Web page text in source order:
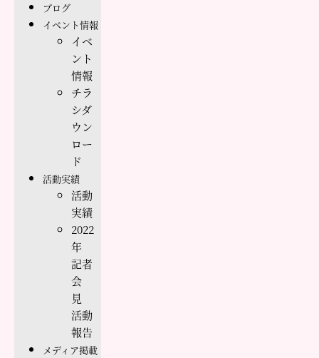
ブログ
イベント情報
イベ
ント
情報
チラ
シダ
ウン
ロー
ド
活動実績
活動
実績
2022
年
記者
会
見
活動
報告
メディア掲載